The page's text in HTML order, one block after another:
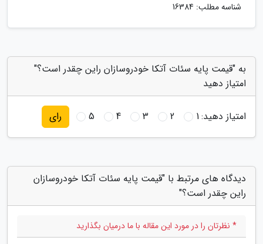
شناسه مطلب: 16384
به "قیمت پایه سئات آتکا خودروسازان راین چقدر است؟"
امتیاز دهید
امتیاز دهید:1
2
3
4
5 رای
دیدگاه های مرتبط با "قیمت پایه سئات آتکا خودروسازان
راین چقدر است؟"
* نظرتان را در مورد این مقاله با ما درمیان بگذارید